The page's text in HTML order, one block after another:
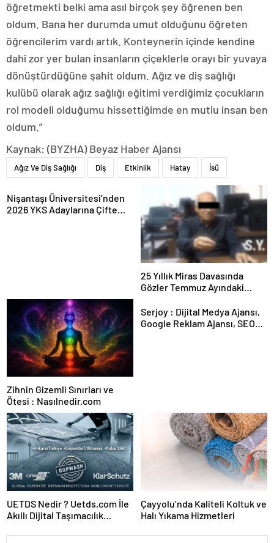
öğretmekti belki ama asıl birçok şey öğrenen ben
oldum. Bana her durumda umut olduğunu öğreten
öğrencilerim vardı artık. Konteynerin içinde kendine
dahi zor yer bulan insanların çiçeklerle orayı bir yuvaya
dönüştürdüğüne şahit oldum. Ağız ve diş sağlığı
kulübü olarak ağız sağlığı eğitimi verdiğimiz çocukların
rol modeli olduğumu hissettiğimde en mutlu insan ben
oldum.”
Kaynak: (BYZHA) Beyaz Haber Ajansı
Ağız Ve Diş Sağlığı Diş Etkinlik Hatay İsü
Nişantaşı Üniversitesi’nden
2026 YKS Adaylarına Çifte
25 Yıllık Miras Davasında
Gözler Temmuz Ayındaki
Zihnin Gizemli Sınırları ve
Ötesi : Nasılnedir.com
Serjoy : Dijital Medya Ajansı,
Google Reklam Ajansı, SEO
UETDS Nedir ? Uetds.com İle
Akıllı Dijital Taşımacılık
Çayyolu’nda Kaliteli Koltuk ve
Halı Yıkama Hizmetleri